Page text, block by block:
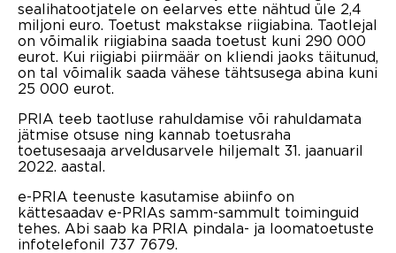
sealihatootjatele on eelarves ette nähtud üle 2,4
miljoni euro. Toetust makstakse riigiabina. Taotlejal
on võimalik riigiabina saada toetust kuni 290 000
eurot. Kui riigiabi piirmäär on kliendi jaoks täitunud,
on tal võimalik saada vähese tähtsusega abina kuni
25 000 eurot.
PRIA teeb taotluse rahuldamise või rahuldamata
jätmise otsuse ning kannab toetusraha
toetusesaaja arveldusarvele hiljemalt 31. jaanuaril
2022. aastal.
e-PRIA teenuste kasutamise abiinfo on
kättesaadav e-PRIAs samm-sammult toiminguid
tehes. Abi saab ka PRIA pindala- ja loomatoetuste
infotelefonil 737 7679.